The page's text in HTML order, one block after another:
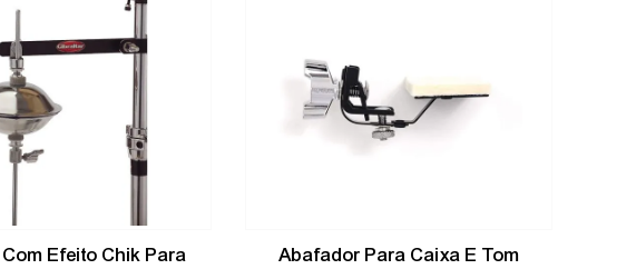
Efeito Chik Para
Abafador Para Caixa E Tom